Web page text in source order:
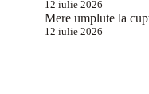
12 iulie 2026
Mere umplute la
12 iulie 2026